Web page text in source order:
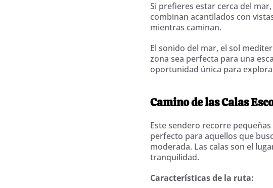
Si prefieres estar cerca del
combinan acantilados con
mientras caminan.
El sonido del mar, el sol
zona sea perfecta para una
oportunidad única para
Camino de las Calas
Este sendero recorre
perfecto para aquellos que
moderada. Las calas son el
tranquilidad.
Características de la ruta: